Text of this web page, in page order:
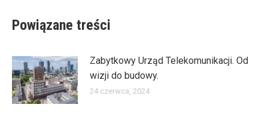
Powiązane treści
Zabytkowy Urząd Telekomunikacji. Od
wizji do budowy.
24 czerwca, 2024